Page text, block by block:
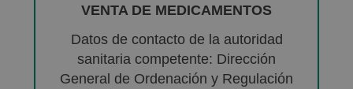
VENTA DE MEDICAMENTOS
Datos de contacto de la autoridad
sanitaria competente: Dirección
General de Ordenación y Regulación